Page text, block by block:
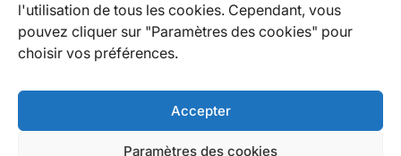
l'utilisation de tous les cookies. Cependant, vous
pouvez cliquer sur "Paramètres des cookies" pour
choisir vos préférences.
Accepter
Paramètres des cookies
Infos
Nous contacter/Contact us
Devenir fournisseur/Becoming a supplier